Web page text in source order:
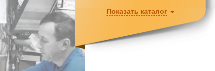
Показать каталог